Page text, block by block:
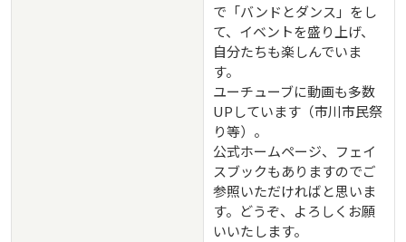
で「バンドとダンス」をし
て、イベントを盛り上げ、
自分たちも楽しんでいま
す。
ユーチューブに動画も多数
UPしています（市川市民祭
り等）。
公式ホームページ、フェイ
スブックもありますのでご
参照いただければと思いま
す。どうぞ、よろしくお願
いいたします。